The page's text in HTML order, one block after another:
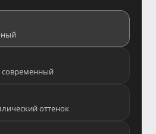
современный
оттенок